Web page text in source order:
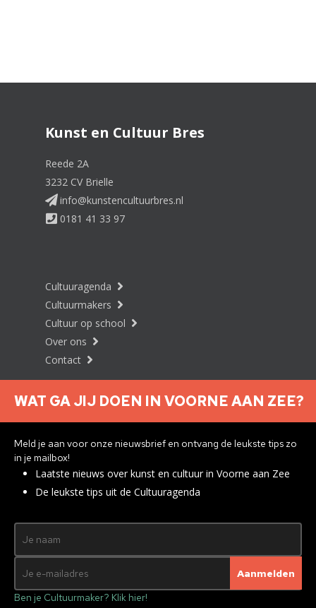
Kunst en Cultuur Bres
Reede 2A
3232 CV Brielle
info@kunstencultuurbres.nl
0181 41 33 97
Cultuuragenda
Cultuurmakers
Cultuur op school
Over ons
Contact
Nieuwsbrief aanmelden
Privacyverklaring
agency Brendly&Mad Pack
WAT GA JIJ DOEN IN VOORNE AAN ZEE?
Meld je aan voor onze nieuwsbrief en ontvang de leukste tips zo
in je mailbox!
Laatste nieuws over kunst en cultuur in Voorne aan Zee
De leukste tips uit de Cultuuragenda
Ben je Cultuurmaker? Klik hier!